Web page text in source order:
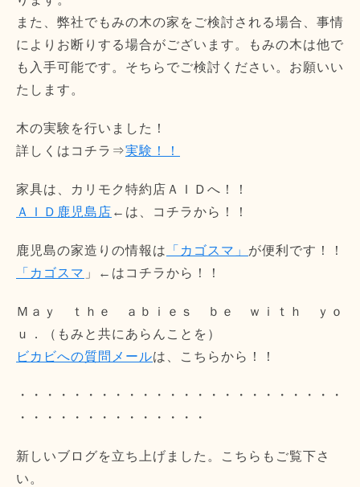
また、弊社でもみの木の家をご検討される場合、事情
によりお断りする場合がございます。もみの木は他で
も入手可能です。そちらでご検討ください。お願いい
たします。
木の実験を行いました！
詳しくはコチラ⇒実験！！
家具は、カリモク特約店ＡＩＤへ！！
ＡＩＤ鹿児島店 ←は、コチラから！！
鹿児島の家造りの情報は 「カゴスマ」 が便利です！！
「カゴスマ 」←はコチラから！！
Ｍａｙ ｔｈｅ ａｂｉｅｓ ｂｅ ｗｉｔｈ ｙｏ
ｕ．（もみと共にあらんことを）
ビカビへの質問メールは、こちらから！！
・・・・・・・・・・・・・・・・・・・・・・・・
・・・・・・・・・・・・・・
新しいブログを立ち上げました。こちらもご覧下さ
い。